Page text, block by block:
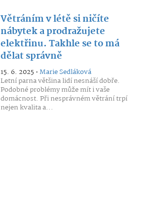
Větráním v létě si ničíte
nábytek a prodražujete
elektřinu. Takhle se to má
dělat správně
15. 6. 2025 •Marie Sedláková
Letní parna většina lidí nesnáší dobře.
Podobné problémy může mít i vaše
domácnost. Při nesprávném větrání trpí
nejen kvalita a...